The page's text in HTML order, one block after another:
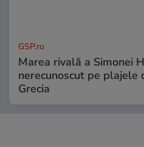
GSP.ro
Marea rivală a Simonei
nerecunoscut pe plajele
Grecia